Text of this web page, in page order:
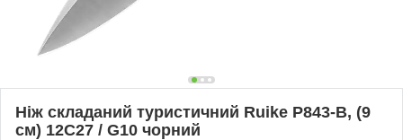
Ніж складаний туристичний Ruike P843-B, (9
см) 12C27 / G10 чорний